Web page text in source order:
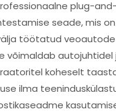
plug-
seade, mis on
töötatud veoautode
võimaldab autojuhtidel
koheselt
ilma